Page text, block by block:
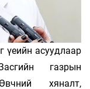
асуудлаар
газрын
хяналт,